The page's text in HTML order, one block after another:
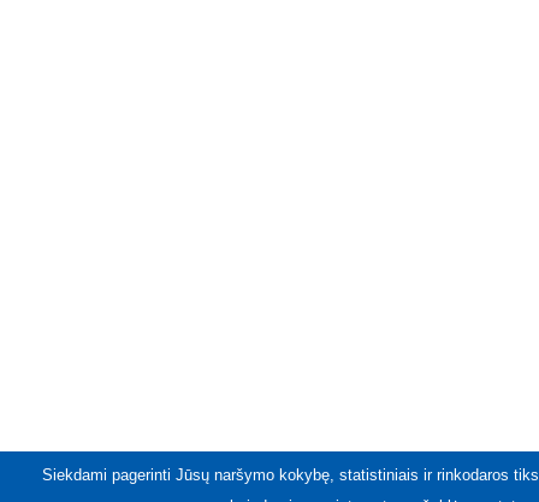
Siekdami pagerinti Jūsų naršymo kokybę, statistiniais ir rinkodaros